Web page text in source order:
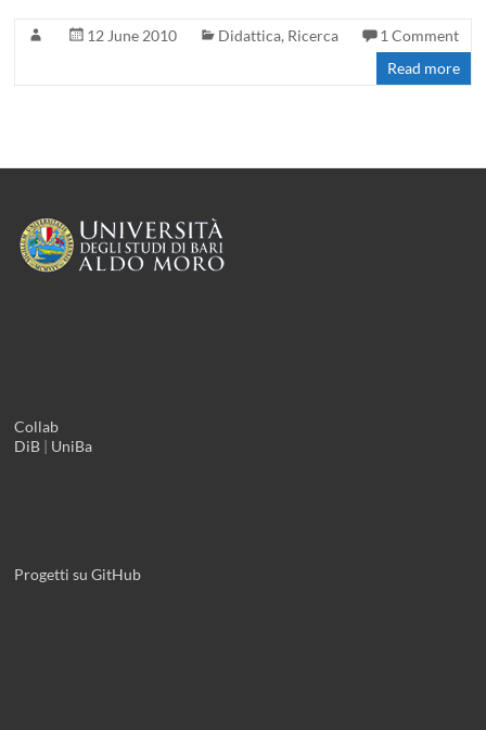
12 June 2010 Didattica, Ricerca
1 Comment
Read more
Collab
DiB | UniBa
Progetti su GitHub